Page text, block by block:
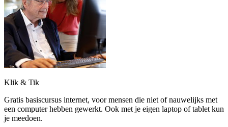
Klik & Tik
Gratis basiscursus internet, voor mensen die niet of nauwelijks met
een computer hebben gewerkt. Ook met je eigen laptop of tablet kun
je meedoen.